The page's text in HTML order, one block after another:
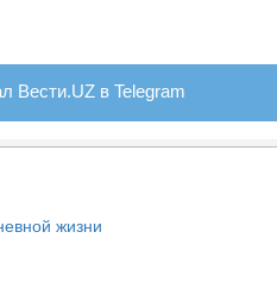
Вести.UZ в Telegram
жизни